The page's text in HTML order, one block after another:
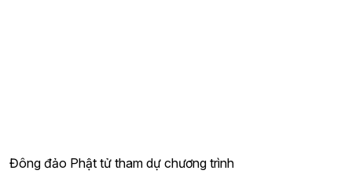
Đông đảo Phật tử tham dự chương trình